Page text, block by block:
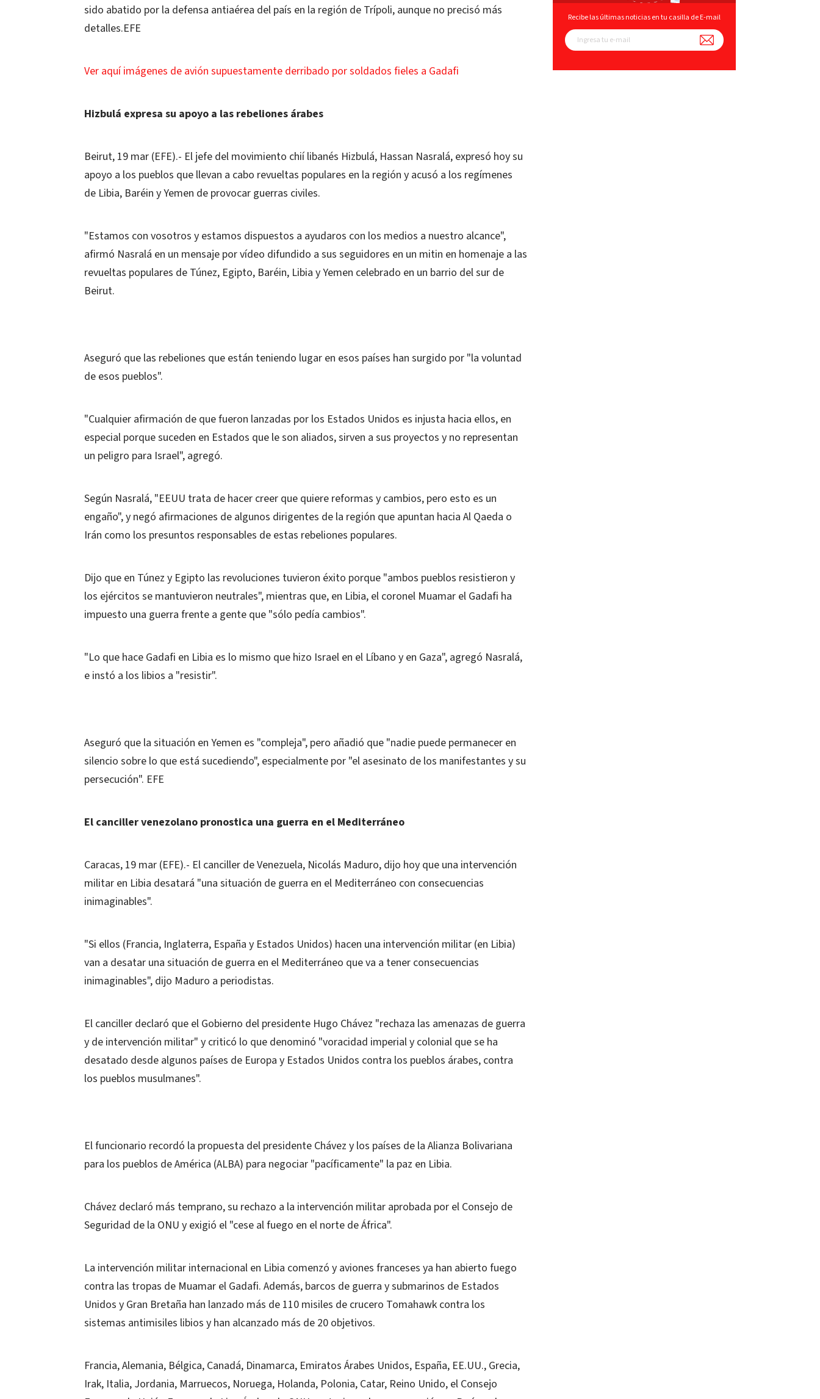
sido abatido por la defensa antiaérea del país en la región de Trípoli, aunque no precisó más
detalles.EFE
Ver aquí imágenes de avión supuestamente derribado por soldados fieles a Gadafi
Hizbulá expresa su apoyo a las rebeliones árabes
Beirut, 19 mar (EFE).- El jefe del movimiento chií libanés Hizbulá, Hassan Nasralá, expresó hoy su
apoyo a los pueblos que llevan a cabo revueltas populares en la región y acusó a los regímenes
de Libia, Baréin y Yemen de provocar guerras civiles.
"Estamos con vosotros y estamos dispuestos a ayudaros con los medios a nuestro alcance",
afirmó Nasralá en un mensaje por vídeo difundido a sus seguidores en un mitin en homenaje a las
revueltas populares de Túnez, Egipto, Baréin, Libia y Yemen celebrado en un barrio del sur de
Beirut.
Aseguró que las rebeliones que están teniendo lugar en esos países han surgido por "la voluntad
de esos pueblos".
"Cualquier afirmación de que fueron lanzadas por los Estados Unidos es injusta hacia ellos, en
especial porque suceden en Estados que le son aliados, sirven a sus proyectos y no representan
un peligro para Israel", agregó.
Según Nasralá, "EEUU trata de hacer creer que quiere reformas y cambios, pero esto es un
engaño", y negó afirmaciones de algunos dirigentes de la región que apuntan hacia Al Qaeda o
Irán como los presuntos responsables de estas rebeliones populares.
Dijo que en Túnez y Egipto las revoluciones tuvieron éxito porque "ambos pueblos resistieron y
los ejércitos se mantuvieron neutrales", mientras que, en Libia, el coronel Muamar el Gadafi ha
impuesto una guerra frente a gente que "sólo pedía cambios".
"Lo que hace Gadafi en Libia es lo mismo que hizo Israel en el Líbano y en Gaza", agregó Nasralá,
e instó a los libios a "resistir".
Aseguró que la situación en Yemen es "compleja", pero añadió que "nadie puede permanecer en
silencio sobre lo que está sucediendo", especialmente por "el asesinato de los manifestantes y su
persecución". EFE
El canciller venezolano pronostica una guerra en el Mediterráneo
Caracas, 19 mar (EFE).- El canciller de Venezuela, Nicolás Maduro, dijo hoy que una intervención
militar en Libia desatará "una situación de guerra en el Mediterráneo con consecuencias
inimaginables".
"Si ellos (Francia, Inglaterra, España y Estados Unidos) hacen una intervención militar (en Libia)
van a desatar una situación de guerra en el Mediterráneo que va a tener consecuencias
inimaginables", dijo Maduro a periodistas.
El canciller declaró que el Gobierno del presidente Hugo Chávez "rechaza las amenazas de guerra
y de intervención militar" y criticó lo que denominó "voracidad imperial y colonial que se ha
desatado desde algunos países de Europa y Estados Unidos contra los pueblos árabes, contra
los pueblos musulmanes".
El funcionario recordó la propuesta del presidente Chávez y los países de la Alianza Bolivariana
para los pueblos de América (ALBA) para negociar "pacíficamente" la paz en Libia.
Chávez declaró más temprano, su rechazo a la intervención militar aprobada por el Consejo de
Seguridad de la ONU y exigió el "cese al fuego en el norte de África".
La intervención militar internacional en Libia comenzó y aviones franceses ya han abierto fuego
contra las tropas de Muamar el Gadafi. Además, barcos de guerra y submarinos de Estados
Unidos y Gran Bretaña han lanzado más de 110 misiles de crucero Tomahawk contra los
sistemas antimisiles libios y han alcanzado más de 20 objetivos.
Francia, Alemania, Bélgica, Canadá, Dinamarca, Emiratos Árabes Unidos, España, EE.UU., Grecia,
Irak, Italia, Jordania, Marruecos, Noruega, Holanda, Polonia, Catar, Reino Unido, el Consejo
Recibe las últimas noticias en tu casilla de E-mail